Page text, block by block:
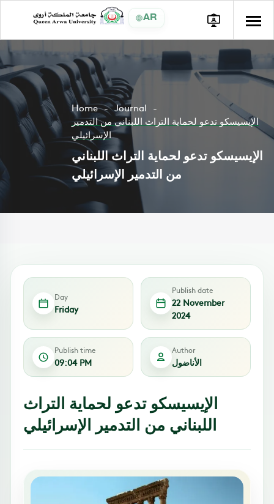
AR
Home
Journal
الإيسيسكو تدعو لحماية التراث اللبناني من التدمير
الإسرائيلي
الإيسيسكو تدعو لحماية التراث اللبناني
من التدمير الإسرائيلي
Day
Friday
Publish date
22 November
2024
Publish time
09:04 PM
Author
الأناضول
الإيسيسكو تدعو لحماية التراث
اللبناني من التدمير الإسرائيلي